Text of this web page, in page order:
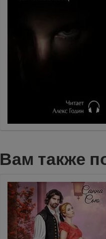
Вам также